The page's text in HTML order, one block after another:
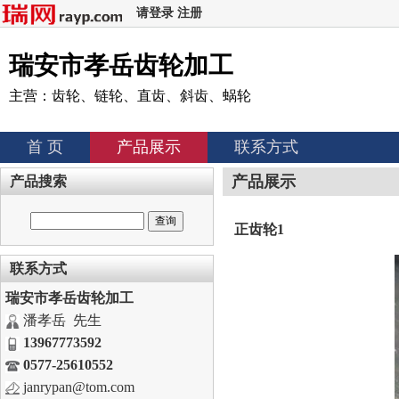
请登录 注册
瑞安市孝岳齿轮加工
主营：齿轮、链轮、直齿、斜齿、蜗轮
首 页 产品展示 联系方式
产品搜索
联系方式
瑞安市孝岳齿轮加工
潘孝岳 先生
13967773592
0577-25610552
janrypan@tom.com
产品展示
正齿轮1